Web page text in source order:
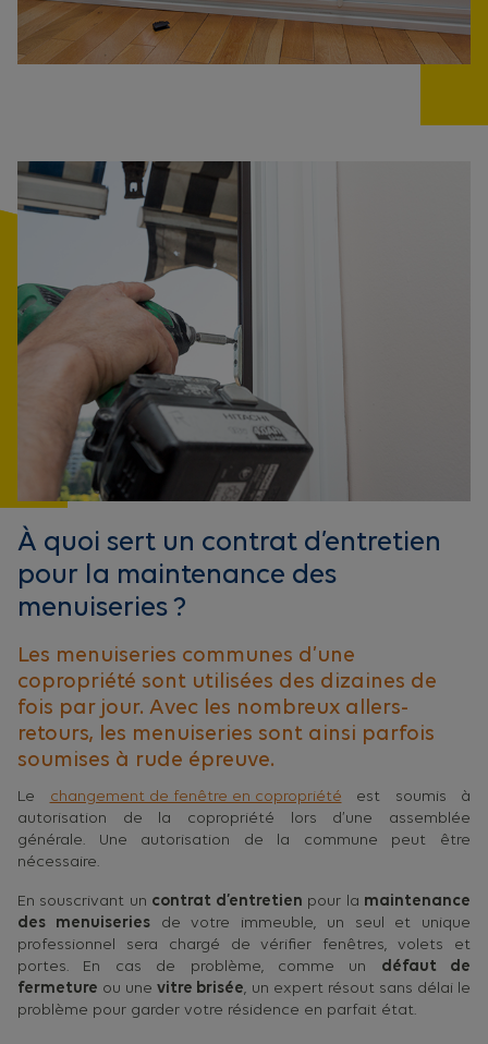
À quoi sert un contrat d’entretien
pour la maintenance des
menuiseries ?
Les menuiseries communes d’une
copropriété sont utilisées des dizaines de
fois par jour. Avec les nombreux allers-
retours, les menuiseries sont ainsi parfois
soumises à rude épreuve.
Le changement de fenêtre en copropriété est soumis à
autorisation de la copropriété lors d’une assemblée
générale. Une autorisation de la commune peut être
nécessaire.
En souscrivant un contrat d’entretien pour la maintenance
des menuiseriesde votre immeuble, un seul et unique
professionnel sera chargé de vérifier fenêtres, volets et
portes. En cas de problème, comme un défaut de
fermeture ou unevitre brisée, un expert résout sans délai le
problème pour garder votre résidence en parfait état.